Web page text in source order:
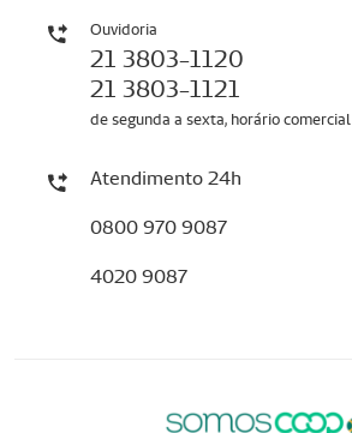
Ouvidoria
21 3803-1120
21 3803-1121
de segunda a sexta, horário comercial
Atendimento 24h
0800 970 9087
4020 9087